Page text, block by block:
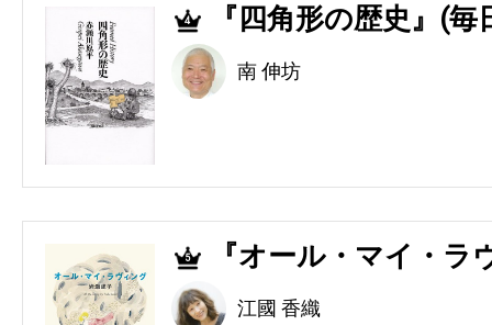
4 『四角形の歴史』(毎
南 伸坊
5 『オール・マイ・ラ
江國 香織